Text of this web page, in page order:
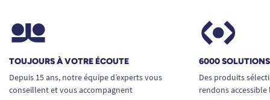
TOUJOURS À VOTRE ÉCOUTE
Depuis 15 ans, notre équipe d’experts vous
conseillent et vous accompagnent
6000
Des produits
rendons